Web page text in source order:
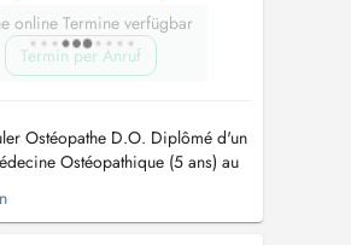
online Termine verfügbar
Termin per Anruf
Ostéopathe D.O. Diplômé d'un
Ostéopathique (5 ans) au
Européen (Holistéa) à
je vous accompagne avec une